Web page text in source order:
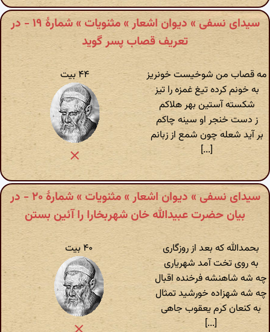
سیدای نسفی » دیوان اشعار » مثنویات » شمارهٔ ۱۹ - در
تعریف قصاب پسر گوید
مه قصاب من شوخیست خونریز
به خونم کرده تیغ غمزه را تیز
شکسته آستین بهر هلاکم
ز دست خنجر او سینه چاکم
بر آید شعله چون شمع از زبانم
[...]
۴۴ بیت
سیدای نسفی » دیوان اشعار » مثنویات » شمارهٔ ۲۰ - در
بیان حضرت عبیدالله خان شهربخارا را آئین بستن
بحمدالله که بعد از روزگاری
به روی تخت آمد شهریاری
چه شه شاهنشه فرخنده اقبال
چه شه شهزاده خورشید تمثال
به کنعان کرم یعقوب جاهی
[...]
۴۰ بیت